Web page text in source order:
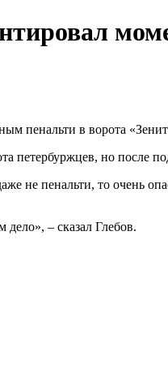
пенальти в ворота
петербуржцев, но после
не пенальти, то
дело», – сказал Глебов.